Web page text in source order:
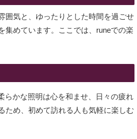
囲気と、ゆったりとした時間を過ごせ
集めています。ここでは、runeでの楽
らかな照明は心を和ませ、日々の疲れ
ため、初めて訪れる人も気軽に楽しむ